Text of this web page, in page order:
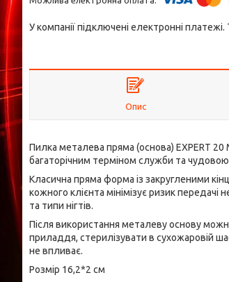
У компанії підключені електронні
Опис
Пилка металева пряма (основа) EXPERT 20
багаторічним терміном служби та
Класична пряма форма із закругленими
кожного клієнта мінімізує ризик
та типи нігтів.
Після використання металеву основу
приладдя, стерилізувати в сухожаровій
не впливає.
Розмір 16,2*2 см